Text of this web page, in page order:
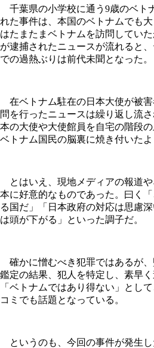
千葉県の小学校に通う9歳のベト
れた事件は、本国のベトナムでも
はたまたまベトナムを訪問してい
が逮捕されたニュースが流れると
での過熱ぶりは前代未聞となった。
在ベトナム駐在の日本大使が被
問を行ったニュースは繰り返し流
本の大使や大使館員を自宅の階段
ベトナム国民の脳裏に焼き付いたよ
とはいえ、現地メディアの報道や
本に好意的なものであった。曰く
る国だ」「日本政府の対応は思慮
は頭が下がる」といった調子だ。
確かに憎むべき犯罪ではあるが
鑑定の結果、犯人を特定し、素早く
「ベトナムではあり得ない」とし
コミでも話題となっている。
というのも、今回の事件が発生